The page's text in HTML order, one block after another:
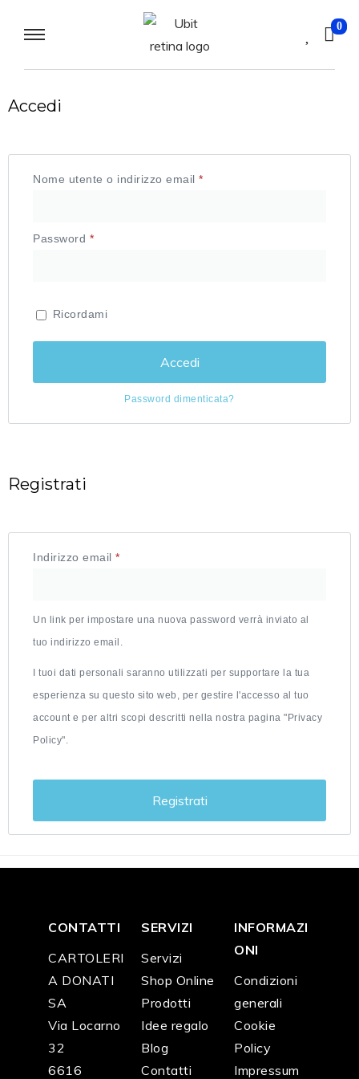
0
Accedi
Nome utente o indirizzo email *
Password *
Ricordami
Accedi
Password dimenticata?
Registrati
Indirizzo email *
Un link per impostare una nuova password verrà inviato al
tuo indirizzo email.
I tuoi dati personali saranno utilizzati per supportare la tua
esperienza su questo sito web, per gestire l'accesso al tuo
account e per altri scopi descritti nella nostra pagina "Privacy
Policy".
Registrati
CONTATTI
CARTOLERI
A DONATI
SA
Via Locarno
32
6616
SERVIZI
Servizi
Shop Online
Prodotti
Idee regalo
Blog
Contatti
INFORMAZI
ONI
Condizioni
generali
Cookie
Policy
Impressum